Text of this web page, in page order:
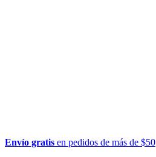
Envío gratis en pedidos de más de $50